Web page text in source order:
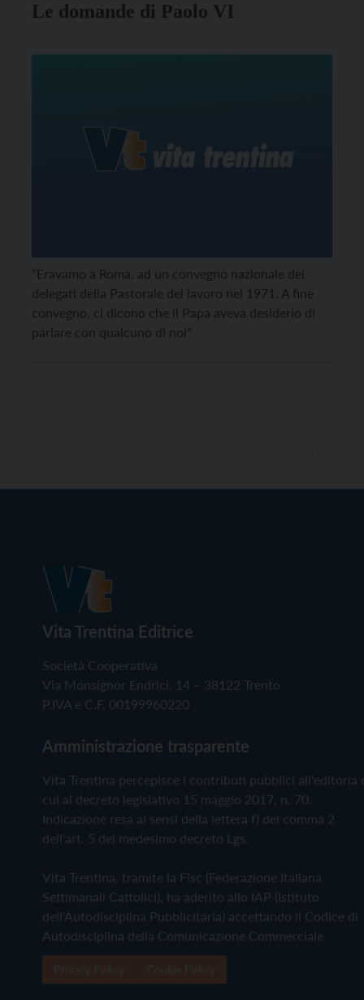
Le domande di Paolo VI
“Eravamo a Roma, ad un convegno nazionale dei
delegati della Pastorale del lavoro nel 1971. A fine
convegno, ci dicono che il Papa aveva desiderio di
parlare con qualcuno di noi”
Vita Trentina Editrice
Società Cooperativa
Via Monsignor Endrici, 14 – 38122 Trento
P.IVA e C.F. 00199960220
Amministrazione trasparente
Vita Trentina percepisce i contributi pubblici all'editoria
cui al decreto legislativo 15 maggio 2017, n. 70.
Indicazione resa ai sensi della lettera f) del comma 2
dell'art. 5 del medesimo decreto Lgs.
Vita Trentina, tramite la Fisc (Federazione Italiana
Settimanali Cattolici), ha aderito allo IAP (Istituto
dell'Autodisciplina Pubblicitaria) accettando il Codice di
Autodisciplina della Comunicazione Commerciale